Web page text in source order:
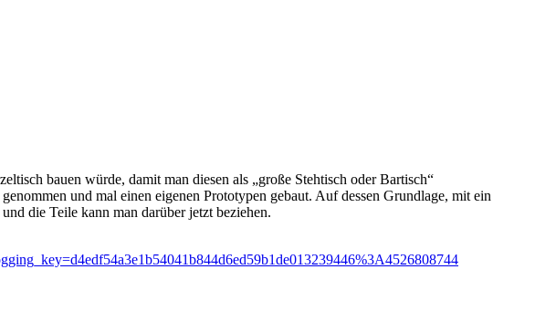
bauen würde, damit man diesen als „große Stehtisch oder Bartisch“
und mal einen eigenen Prototypen gebaut. Auf dessen Grundlage, mit ein
die Teile kann man darüber jetzt beziehen.